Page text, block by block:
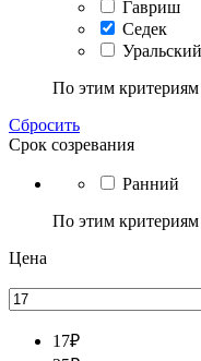
Гавриш
Седек
По этим
Сбросить
Срок созревания
Ранний
По этим
Цена
17₽